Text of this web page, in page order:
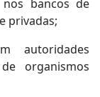
bancos de
privadas;
autoridades
organismos